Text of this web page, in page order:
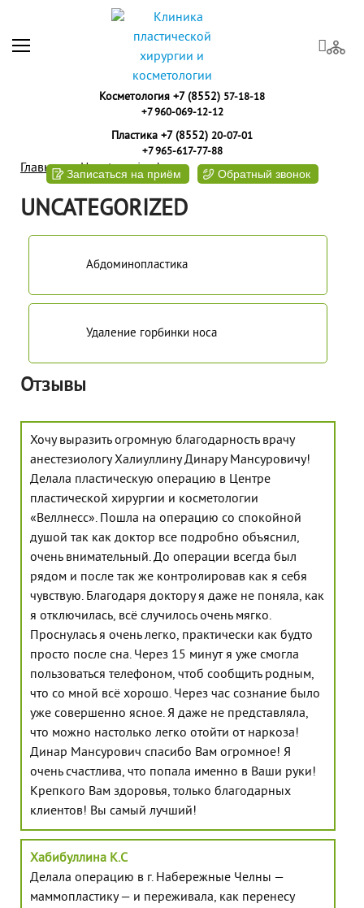
Главная Uncategorized
UNCATEGORIZED
Абдоминопластика
Удаление горбинки носа
Отзывы
Хочу выразить огромную благодарность врачу
анестезиологу Халиуллину Динару Мансуровичу!
Делала пластическую операцию в Центре
пластической хирургии и косметологии
«Веллнесс». Пошла на операцию со спокойной
душой так как доктор все подробно объяснил,
очень внимательный. До операции всегда был
рядом и после так же контролировав как я себя
чувствую. Благодаря доктору я даже не поняла, как
я отключилась, всё случилось очень мягко.
Проснулась я очень легко, практически как будто
просто после сна. Через 15 минут я уже смогла
пользоваться телефоном, чтоб сообщить родным,
что со мной всё хорошо. Через час сознание было
уже совершенно ясное. Я даже не представляла,
что можно настолько легко отойти от наркоза!
Динар Мансурович спасибо Вам огромное! Я
очень счастлива, что попала именно в Ваши руки!
Крепкого Вам здоровья, только благодарных
клиентов! Вы самый лучший!
Хабибуллина К.С
Делала операцию в г. Набережные Челны —
маммопластику — и переживала, как перенесу
Косметология +7 (8552) 57-18-18
+7 960-069-12-12
Пластика +7 (8552) 20-07-01
+7 965-617-77-88
Записаться на приём
Обратный звонок